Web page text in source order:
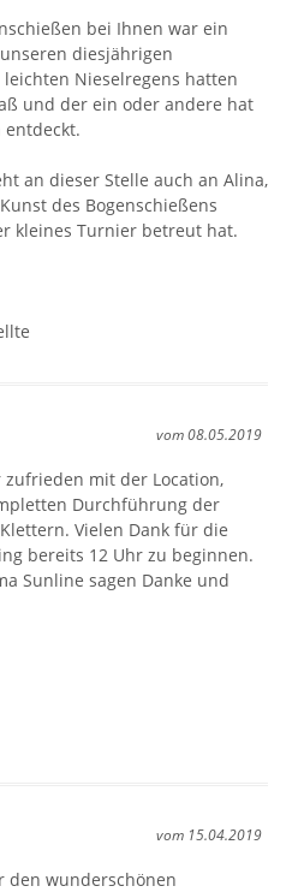
bei Ihnen war ein
diesjährigen
Nieselregens hatten
und der ein oder andere hat
entdeckt.
an dieser Stelle auch an Alina,
des Bogenschießens
kleines Turnier betreut hat.
vom 08.05.2019
zufrieden mit der Location,
Durchführung der
Vielen Dank für die
bereits 12 Uhr zu beginnen.
Sunline sagen Danke und
vom 15.04.2019
den wunderschönen